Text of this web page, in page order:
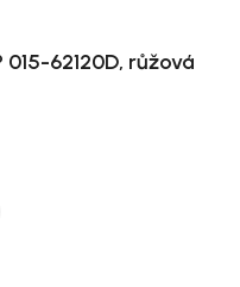
62120D, růžová